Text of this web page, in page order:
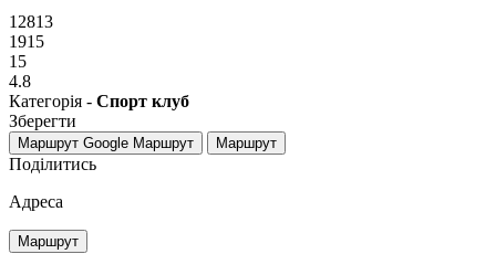
12813
1915
15
4.8
Категорія - Спорт клуб
Зберегти
Маршрут Google Маршрут Маршрут
Поділитись
Адреса
Маршрут